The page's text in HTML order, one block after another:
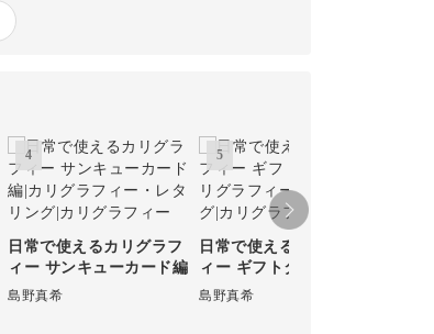
マホなど、手書きをすることが少なくなった
4
日常で使えるカリグラフ
ィー サンキューカード編
島野真希
5
日常で使えるカリグラフ
ィー ギフトタグ編
島野真希